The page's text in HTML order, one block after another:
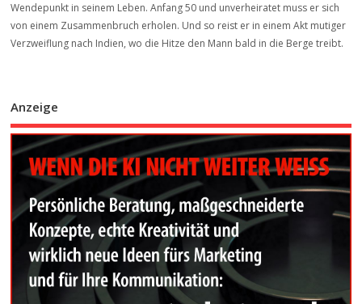
Wendepunkt in seinem Leben. Anfang 50 und unverheiratet muss er sich
von einem Zusammenbruch erholen. Und so reist er in einem Akt mutiger
Verzweiflung nach Indien, wo die Hitze den Mann bald in die Berge treibt.
Anzeige